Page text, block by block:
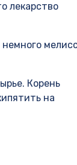
лекарство
Корень
на